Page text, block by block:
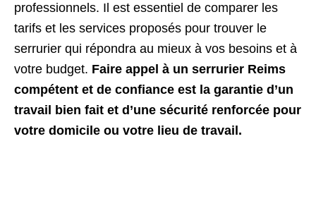
professionnels. Il est essentiel de comparer les
tarifs et les services proposés pour trouver le
serrurier qui répondra au mieux à vos besoins et à
votre budget. Faire appel à un serrurier Reims
compétent et de confiance est la garantie d’un
travail bien fait et d’une sécurité renforcée pour
votre domicile ou votre lieu de travail.